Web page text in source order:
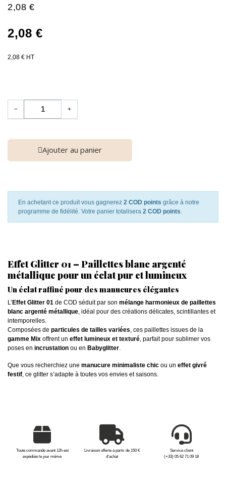
2,08 €
2,08 €
2,08 € HT
− +
Ajouter au panier
En achetant ce produit vous gagnerez 2 COD points grâce à notre
programme de fidélité. Votre panier totalisera 2 COD points.
Effet Glitter 01 – Paillettes blanc argenté
métallique pour un éclat pur et lumineux
Un éclat raffiné pour des manucures élégantes
L’Effet Glitter 01 de COD séduit par son mélange harmonieux de paillettes
blanc argenté métallique, idéal pour des créations délicates, scintillantes et
intemporelles.
Composées de particules de tailles variées, ces paillettes issues de la
gamme Mix offrent un effet lumineux et texturé, parfait pour sublimer vos
poses en incrustation ou en Babyglitter.
Que vous recherchiez une manucure minimaliste chic ou un effet givré
festif, ce glitter s’adapte à toutes vos envies et saisons.
Toute commande avant 12h est
expédiée le jour même
Livraison offerte à partir de 150 €
d'achat
Service client
(+33) 05 62 71 09 18